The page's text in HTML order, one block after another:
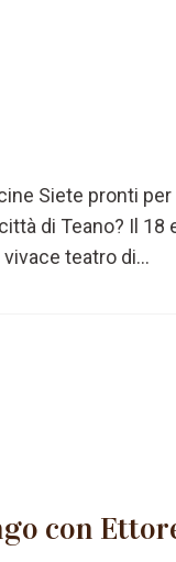
Siete pronti
di Teano? Il 18
teatro di...
con